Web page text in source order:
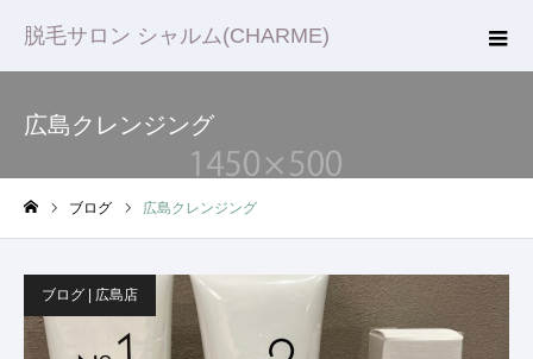
脱毛サロン シャルム(CHARME)
広島クレンジング
ブログ 広島クレンジング
ブログ | 広島店